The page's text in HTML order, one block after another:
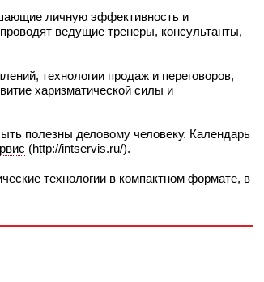
личную эффективность и
ведущие тренеры, консультанты,
технологии продаж и переговоров,
харизматической силы и
полезны деловому человеку. Календарь
(http://intservis.ru/).
технологии в компактном формате, в